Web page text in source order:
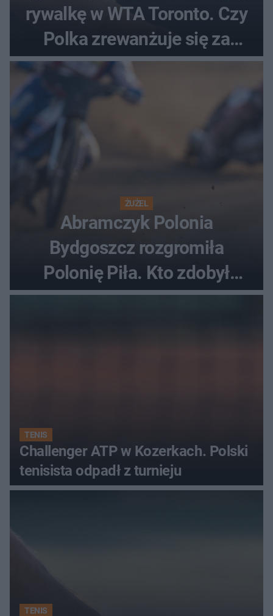
rywalkę w WTA Toronto. Czy
Polka zrewanżuje się za
ostatnią porażkę?
ŻUŻEL
Abramczyk Polonia
Bydgoszcz rozgromiła
Polonię Piła. Kto zdobył
najwięcej punktów?
TENIS
Challenger ATP w Kozerkach. Polski
tenisista odpadł z turnieju
TENIS